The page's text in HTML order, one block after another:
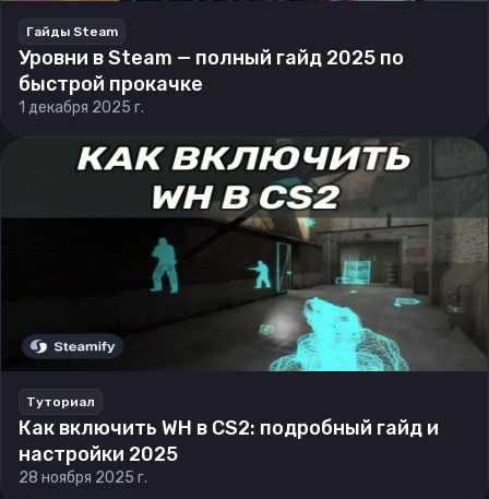
Гайды Steam
Уровни в Steam — полный гайд 2025 по
быстрой прокачке
1 декабря 2025 г.
Туториал
Как включить WH в CS2: подробный гайд и
настройки 2025
28 ноября 2025 г.